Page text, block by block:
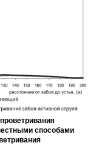
способами